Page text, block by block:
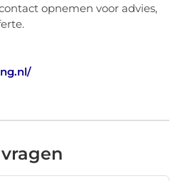
opnemen voor advies,